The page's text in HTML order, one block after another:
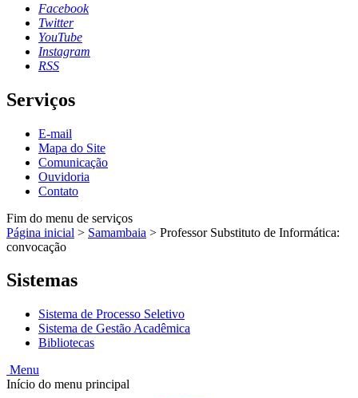
Facebook
Twitter
YouTube
Instagram
RSS
Serviços
E-mail
Mapa do Site
Comunicação
Ouvidoria
Contato
Fim do menu de serviços
Página inicial > Samambaia > Professor Substituto de Informática:
convocação
Sistemas
Sistema de Processo Seletivo
Sistema de Gestão Acadêmica
Bibliotecas
Menu
Início do menu principal